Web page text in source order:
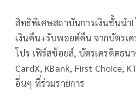
สิทธิพิเศษสถาบันการเงินชั้นนำ!
เงินคืน+รับพอยต์คืน จากบัตรเ
โปร เฟิร์สช้อยส์, บัตรเครดิตธนา
CardX, KBank, First Choice,
อื่นๆ ที่ร่วมรายการ